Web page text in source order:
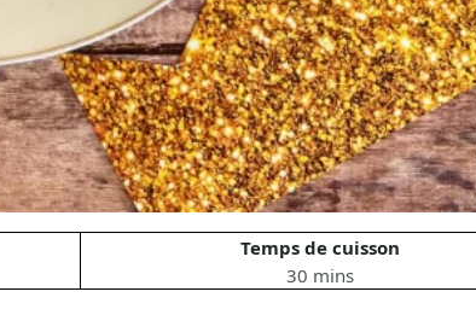
Temps de cuisson
30 mins